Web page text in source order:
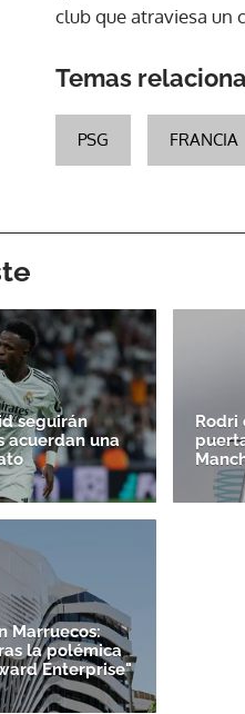
club que atraviesa un
Temas
PSG FRANCIA
seguirán
acuerdan una
Rodri
Marruecos:
la polémica
Enterprise"